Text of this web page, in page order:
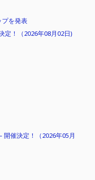
を発表
定！（2026年08月02日)
開催決定！（2026年05月